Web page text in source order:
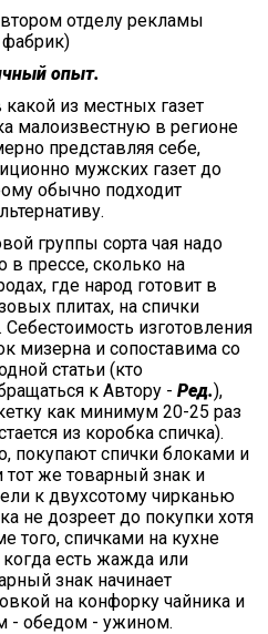
отделу рекламы
опыт.
из местных газет
малоизвестную в регионе
представляя себе,
мужских газет до
обычно подходит
группы сорта чая надо
в прессе, сколько на
где народ готовит в
плитах, на спички
изготовления
мизерна и сопоставима со
статьи (кто
к Автору - Ред.),
как минимум 20-25 раз
из коробка спичка).
покупают спички блоками и
тот же товарный знак и
к двухсотому чирканью
не дозреет до покупки хотя
того, спичками на кухне
когда есть жажда или
знак начинает
на конфорку чайника и
- обедом - ужином.